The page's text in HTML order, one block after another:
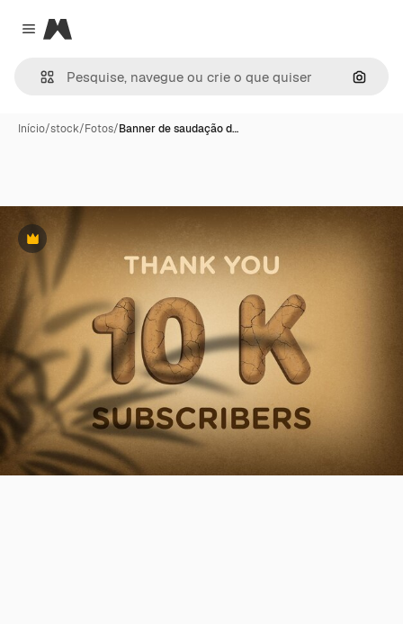
Close menu
Magnific
Início/stock/Fotos/Banner de saudação d…
Premium